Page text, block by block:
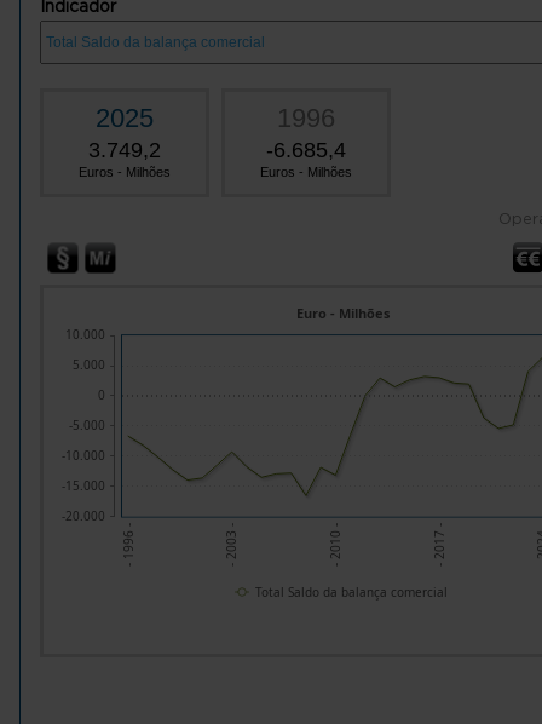
Indicador
2025
3.749,2
Euros - Milhões
1996
-6.685,4
Euros - Milhões
- 1996 - - 2003 - - 2010 - - 2017 - -
Euro - Milhões
-20.000
-15.000
-10.000
-5.000
0
5.000
10.000
Total Saldo da balança comercial